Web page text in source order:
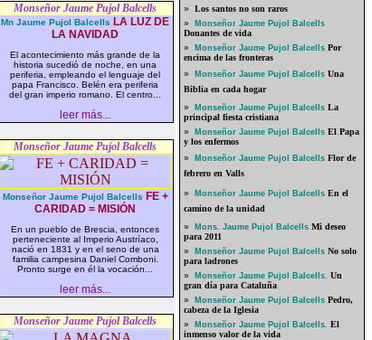
Monseñor Jaume Pujol Balcells
Mn Jaume Pujol Balcells LA LUZ DE
LA NAVIDAD
El acontecimiento más grande de la
historia sucedió de noche, en una
periferia, empleando el lenguaje del
papa Francisco. Belén era periferia
del gran imperio romano. El centro...
leer más...
Monseñor Jaume Pujol Balcells
Monseñor Jaume Pujol Balcells FE +
CARIDAD = MISIÓN
En un pueblo de Brescia, entonces
perteneciente al Imperio Austríaco,
nació en 1831 y en el seno de una
familia campesina Daniel Comboni.
Pronto surge en él la vocación...
leer más...
Monseñor Jaume Pujol Balcells
»
Los santos no son raros
»
Monseñor Jaume Pujol Balcells
Donantes de vida
»
Monseñor Jaume Pujol Balcells Por
encima de las fronteras
»
Monseñor Jaume Pujol Balcells Una
Biblia en cada hogar
»
Monseñor Jaume Pujol Balcells La
principal fiesta cristiana
»
Monseñor Jaume Pujol Balcells El Papa
y los enfermos
»
Monseñor Jaume Pujol Balcells Flor de
febrero en Valls
»
Monseñor Jaume Pujol Balcells En el
camino de la unidad
»
Mons. Jaume Pujol Balcells Mi deseo
para 2011
»
Monseñor Jaume Pujol Balcells No solo
para ladrones
»
Monseñor Jaume Pujol Balcells. Un
gran día para Cataluña
»
Monseñor Jaume Pujol Balcells Pedro,
cabeza de la Iglesia
»
Monseñor Jaume Pujol Balcells. El
inmenso valor de la vida